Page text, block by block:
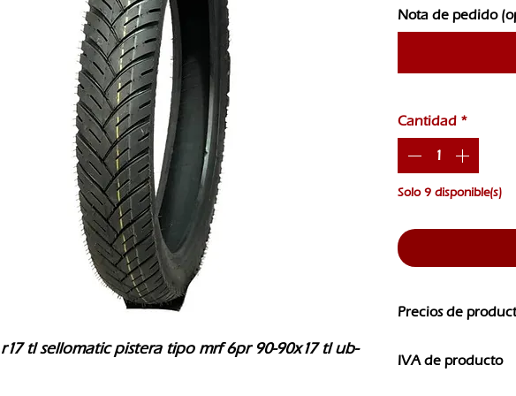
tl sellomatic pistera tipo mrf 6pr 90-90x17 tl ub-
Nota de pedido
Cantidad *
Solo 9 disponible(s)
Precios de
CAMBIOS SIN
IVA de producto